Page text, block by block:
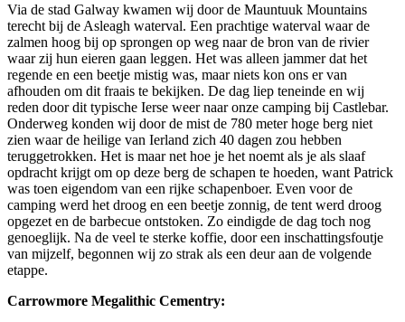
Via de stad Galway kwamen wij door de Mauntuuk Mountains
terecht bij de Asleagh waterval. Een prachtige waterval waar de
zalmen hoog bij op sprongen op weg naar de bron van de rivier
waar zij hun eieren gaan leggen. Het was alleen jammer dat het
regende en een beetje mistig was, maar niets kon ons er van
afhouden om dit fraais te bekijken. De dag liep teneinde en wij
reden door dit typische Ierse weer naar onze camping bij Castlebar.
Onderweg konden wij door de mist de 780 meter hoge berg niet
zien waar de heilige van Ierland zich 40 dagen zou hebben
teruggetrokken. Het is maar net hoe je het noemt als je als slaaf
opdracht krijgt om op deze berg de schapen te hoeden, want Patrick
was toen eigendom van een rijke schapenboer. Even voor de
camping werd het droog en een beetje zonnig, de tent werd droog
opgezet en de barbecue ontstoken. Zo eindigde de dag toch nog
genoeglijk. Na de veel te sterke koffie, door een inschattingsfoutje
van mijzelf, begonnen wij zo strak als een deur aan de volgende
etappe.
Carrowmore Megalithic Cementry: